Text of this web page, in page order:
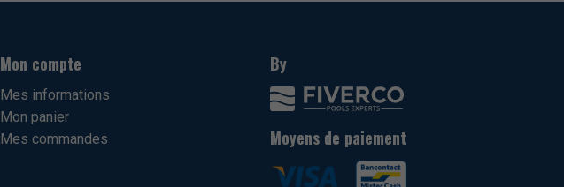
Mon compte
Mes informations
Mon panier
Mes commandes
By
Moyens de paiement